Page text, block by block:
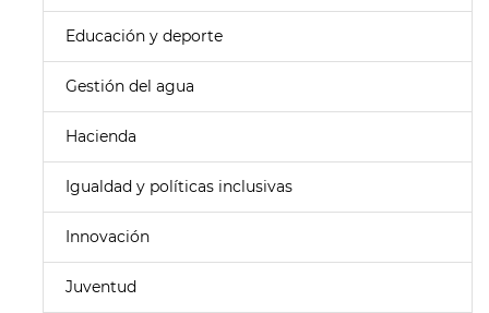
Educación y deporte
Gestión del agua
Hacienda
Igualdad y políticas inclusivas
Innovación
Juventud